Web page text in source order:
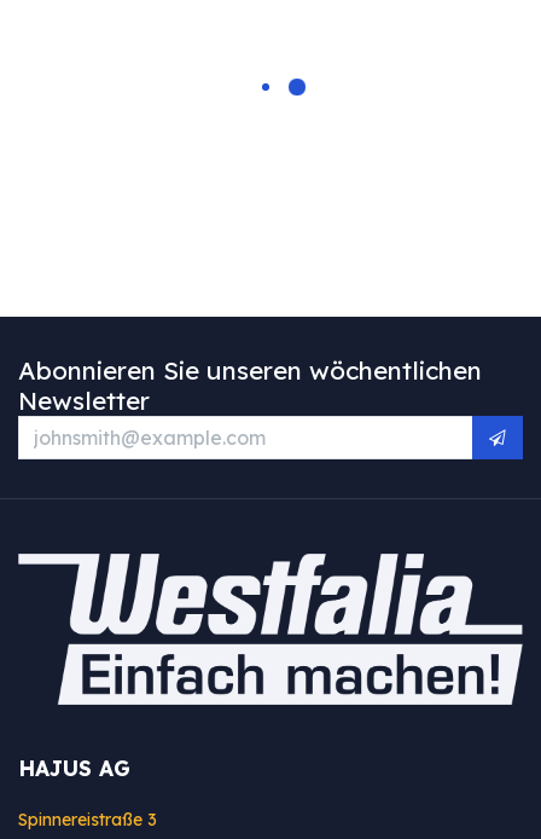
Abonnieren Sie unseren wöchentlichen
Newsletter
HAJUS AG
Spinnereistraße 3